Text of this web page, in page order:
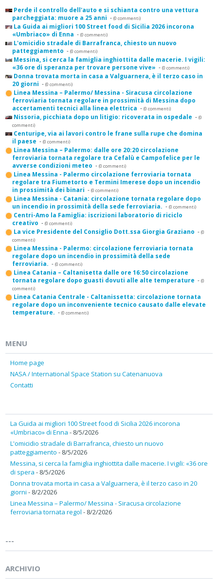
Perde il controllo dell'auto e si schianta contro una vettura
parcheggiata: muore a 25 anni - (0 commenti)
La Guida ai migliori 100 Street food di Sicilia 2026 incorona
«Umbriaco» di Enna - (0 commenti)
L'omicidio stradale di Barrafranca, chiesto un nuovo
patteggiamento - (0 commenti)
Messina, si cerca la famiglia inghiottita dalle macerie. I vigili:
«36 ore di speranza per trovare persone vive» - (0 commenti)
Donna trovata morta in casa a Valguarnera, è il terzo caso in
20 giorni - (0 commenti)
Linea Messina – Palermo/ Messina - Siracusa circolazione
ferroviaria tornata regolare in prossimità di Messina dopo
accertamenti tecnici alla linea elettrica - (0 commenti)
Nissoria, picchiata dopo un litigio: ricoverata in ospedale - (0
commenti)
Centuripe, via ai lavori contro le frane sulla rupe che domina
il paese - (0 commenti)
Linea Messina – Palermo: dalle ore 20:20 circolazione
ferroviaria tornata regolare tra Cefalù e Campofelice per le
avverse condizioni meteo - (0 commenti)
Linea Messina - Palermo circolazione ferroviaria tornata
regolare tra Fiumetorto e Termini Imerese dopo un incendio
in prossimità dei binari - (0 commenti)
Linea Messina - Catania: circolazione tornata regolare dopo
un incendio in prossimità della sede ferroviaria. - (0 commenti)
Centri-Amo la Famiglia: iscrizioni laboratorio di riciclo
creativo - (0 commenti)
La vice Presidente del Consiglio Dott.ssa Giorgia Graziano - (0
commenti)
Linea Messina - Palermo: circolazione ferroviaria tornata
regolare dopo un incendio in prossimità della sede
ferroviaria. - (0 commenti)
Linea Catania – Caltanisetta dalle ore 16:50 circolazione
tornata regolare dopo guasti dovuti alle alte temperature - (0
commenti)
Linea Catania Centrale - Caltanissetta: circolazione tornata
regolare dopo un inconveniente tecnico causato dalle elevate
temperature. - (0 commenti)
MENU
Home page
NASA / International Space Station su Catenanuova
Contatti
La Guida ai migliori 100 Street food di Sicilia 2026 incorona
«Umbriaco» di Enna - 8/5/2026
L'omicidio stradale di Barrafranca, chiesto un nuovo
patteggiamento - 8/5/2026
Messina, si cerca la famiglia inghiottita dalle macerie. I vigili: «36 ore
di spera - 8/5/2026
Donna trovata morta in casa a Valguarnera, è il terzo caso in 20
giorni - 8/2/2026
Linea Messina – Palermo/ Messina - Siracusa circolazione
ferroviaria tornata regol - 8/2/2026
---
ARCHIVIO